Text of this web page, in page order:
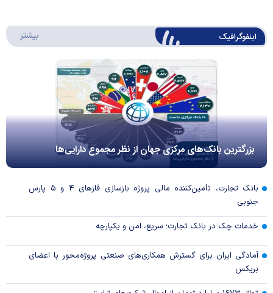
اینفوگرافیک بیشتر
بزرگترین بانک‌های مرکزی جهان از نظر مجموع دارایی‌ها
بانک تجارت، تأمین‌کننده مالی پروژه بازسازی فاز‌های ۴ و ۵ پارس
جنوبی
خدمات چک در بانک تجارت؛ سریع، امن و یکپارچه
آمادگی ایران برای گسترش همکاری‌های صنعتی پروژه‌محور با اعضای
بریکس